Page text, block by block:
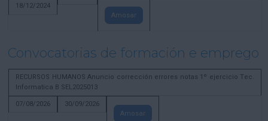
18/12/2024
Amosar
Convocatorias de formación e emprego
RECURSOS HUMANOS Anuncio corrección errores notas 1º ejercicio Tec.
Informatica B SEL2025013
07/08/2026
30/09/2026
Amosar